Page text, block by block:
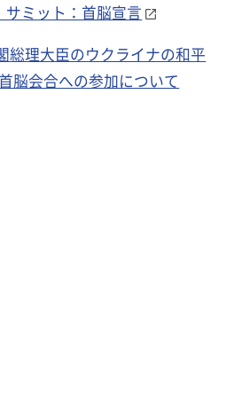
サミット：首脳宣言
総理大臣のウクライナの和平
脳会合への参加について